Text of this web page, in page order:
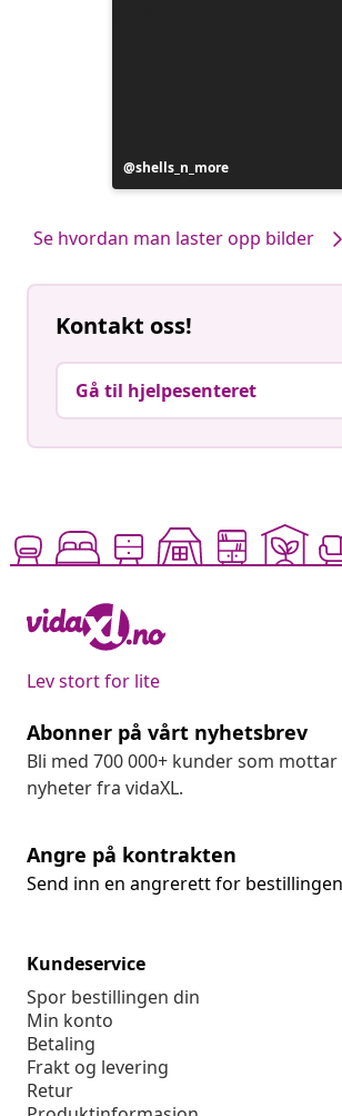
Innlegg
publisert
shells_n_more
Se hvordan man laster opp bilder
Kontakt oss!
Gå til hjelpesenteret
Lev stort for lite
Abonner på vårt nyhetsbrev
Bli med 700 000+ kunder som
nyheter fra vidaXL.
Angre på kontrakten
Send inn en angrerett for
Kundeservice
Spor bestillingen din
Min konto
Betaling
Frakt og levering
Retur